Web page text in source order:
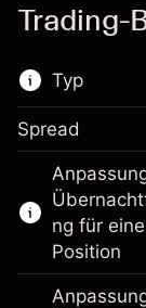
Trading-
Typ
Dieses
über
Erfahren
CFDs
Knock-outs
Spread
ng für
Position